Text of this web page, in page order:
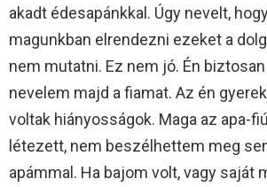
akadt édesapánkkal. Úgy nevelt,
magunkban elrendezni ezeket a
nem mutatni. Ez nem jó. Én
nevelem majd a fiamat. Az én
voltak hiányosságok. Maga az apa-
létezett, nem beszélhettem meg
apámmal. Ha bajom volt, vagy saját